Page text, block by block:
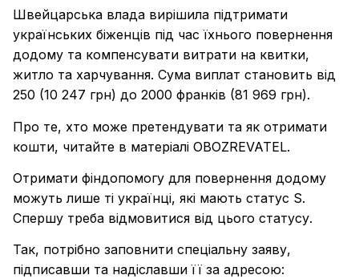
Швейцарська влада вирішила підтримати
українських біженців під час їхнього повернення
додому та компенсувати витрати на квитки,
житло та харчування. Сума виплат становить від
250 (10 247 грн) до 2000 франків (81 969 грн).
Про те, хто може претендувати та як отримати
кошти, читайте в матеріалі OBOZREVATEL.
Отримати фіндопомогу для повернення додому
можуть лише ті українці, які мають статус S.
Спершу треба відмовитися від цього статусу.
Так, потрібно заповнити спеціальну заяву,
підписавши та надіславши її за адресою: